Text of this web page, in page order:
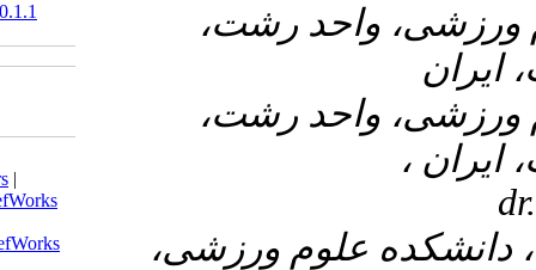
ورزشی،
‎ 10.61186/armaghanj.30.1.1
BibTeX
ProCite
Mendeley
RefWorks